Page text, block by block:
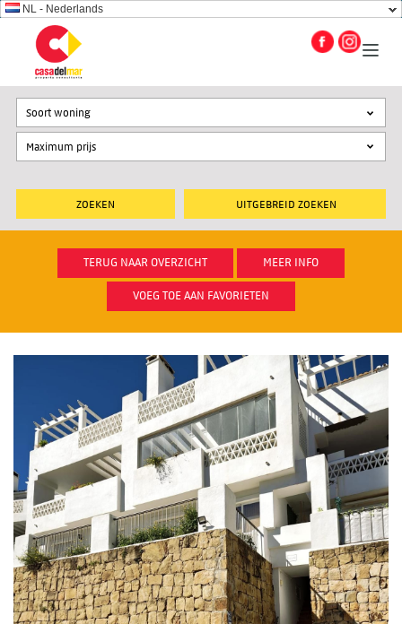
NL - Nederlands
UITGEBREID ZOEKEN
Soort woning
TERUG NAAR OVERZICHT MEER INFO
VOEG TOE AAN FAVORIETEN